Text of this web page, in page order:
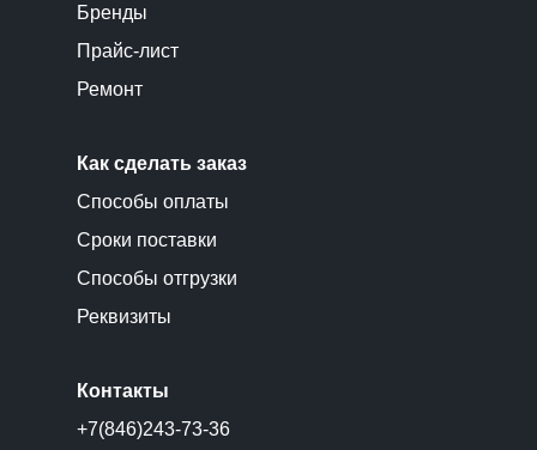
Бренды
Прайс-лист
Ремонт
Как сделать заказ
Способы оплаты
Сроки поставки
Способы отгрузки
Реквизиты
Контакты
+7(846)243-73-36